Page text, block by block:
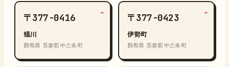
〒377-0416
蟻川
群馬県 吾妻郡中之条町
→ 〒377-0423
伊勢町
群馬県 吾妻郡中之条町
→